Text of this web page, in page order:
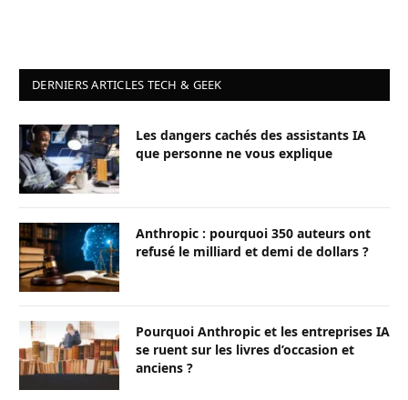
DERNIERS ARTICLES TECH & GEEK
Les dangers cachés des assistants IA
que personne ne vous explique
Anthropic : pourquoi 350 auteurs ont
refusé le milliard et demi de dollars ?
Pourquoi Anthropic et les entreprises IA
se ruent sur les livres d’occasion et
anciens ?